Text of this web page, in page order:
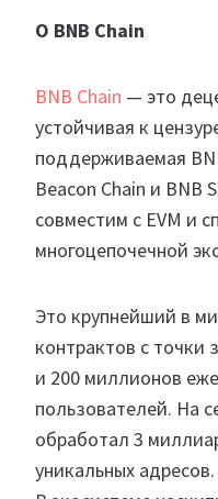
О BNB Chain
BNB Chain — это
устойчивая к
поддерживаемая
Beacon Chain и BNB
совместим с EVM и
многоцепочечной
Это крупнейший в
контрактов с точки
и 200 миллионов
пользователей. На
обработал 3
уникальных адресов.